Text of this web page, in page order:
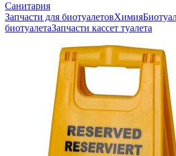
Санитария
Запчасти для биотуалетовХимия
биотуалетаЗапчасти кассет туалета